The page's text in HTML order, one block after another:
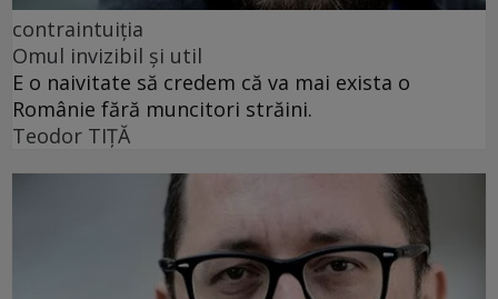
contraintuiţia
Omul invizibil și util
E o naivitate să credem că va mai exista o
Românie fără muncitori străini.
Teodor TIŢĂ